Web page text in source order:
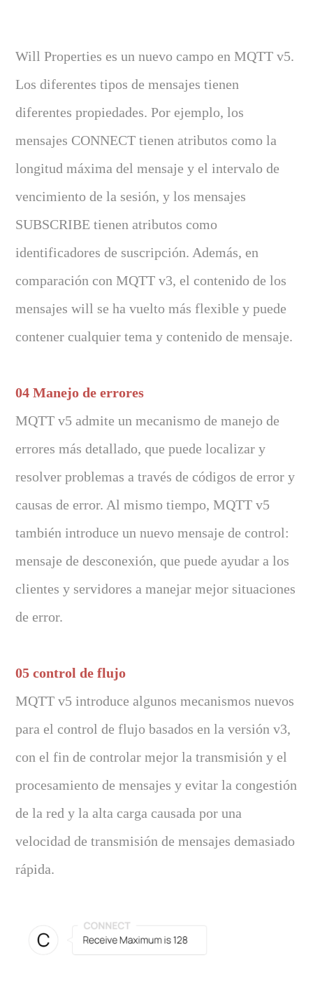
Will Properties es un nuevo campo en MQTT v5.
Los diferentes tipos de mensajes tienen
diferentes propiedades. Por ejemplo, los
mensajes CONNECT tienen atributos como la
longitud máxima del mensaje y el intervalo de
vencimiento de la sesión, y los mensajes
SUBSCRIBE tienen atributos como
identificadores de suscripción. Además, en
comparación con MQTT v3, el contenido de los
mensajes will se ha vuelto más flexible y puede
contener cualquier tema y contenido de mensaje.
04 Manejo de errores
MQTT v5 admite un mecanismo de manejo de
errores más detallado, que puede localizar y
resolver problemas a través de códigos de error y
causas de error. Al mismo tiempo, MQTT v5
también introduce un nuevo mensaje de control:
mensaje de desconexión, que puede ayudar a los
clientes y servidores a manejar mejor situaciones
de error.
05 control de flujo
MQTT v5 introduce algunos mecanismos nuevos
para el control de flujo basados en la versión v3,
con el fin de controlar mejor la transmisión y el
procesamiento de mensajes y evitar la congestión
de la red y la alta carga causada por una
velocidad de transmisión de mensajes demasiado
rápida.